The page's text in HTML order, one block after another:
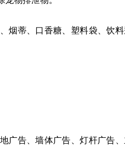
烟蒂、口香糖、塑料袋、饮
广告、墙体广告、灯杆广告